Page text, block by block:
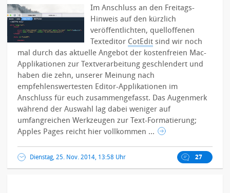
Im Anschluss an den Freitags-
Hinweis auf den kürzlich
veröffentlichten, quelloffenen
Texteditor CotEdit sind wir noch
mal durch das aktuelle Angebot der kostenfreien Mac-
Applikationen zur Textverarbeitung geschlendert und
haben die zehn, unserer Meinung nach
empfehlenswertesten Editor-Applikationen im
Anschluss für euch zusammengefasst. Das Augenmerk
während der Auswahl lag dabei weniger auf
umfangreichen Werkzeugen zur Text-Formatierung;
Apples Pages reicht hier vollkommen ...
Dienstag, 25. Nov. 2014, 13:58 Uhr 27